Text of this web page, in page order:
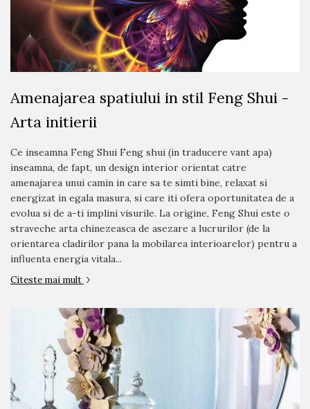
Amenajarea spatiului in stil Feng Shui -
Arta initierii
Ce inseamna Feng Shui Feng shui (in traducere vant apa)
inseamna, de fapt, un design interior orientat catre
amenajarea unui camin in care sa te simti bine, relaxat si
energizat in egala masura, si care iti ofera oportunitatea de a
evolua si de a-ti implini visurile. La origine, Feng Shui este o
straveche arta chinezeasca de asezare a lucrurilor (de la
orientarea cladirilor pana la mobilarea interioarelor) pentru a
influenta energia vitala...
Citeste mai mult